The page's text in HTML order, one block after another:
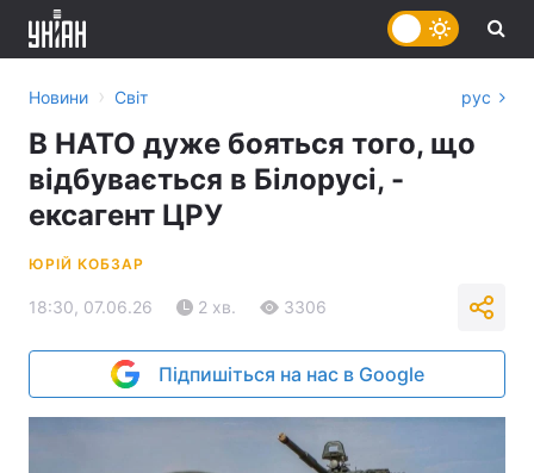
Новини › Світ рус
В НАТО дуже бояться того, що
відбувається в Білорусі, -
ексагент ЦРУ
ЮРІЙ КОБЗАР
18:30, 07.06.26 2 хв. 3306
Підпишіться на нас в Google